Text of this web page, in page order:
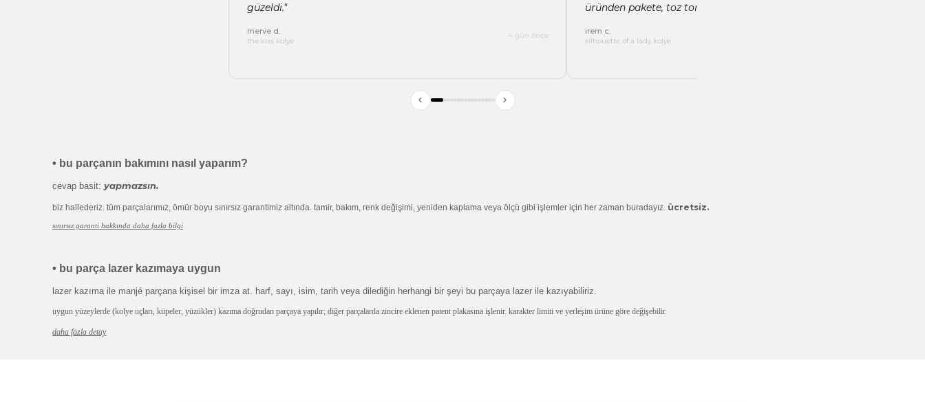
güzeldi."
merve d.
the kiss kolye
4 gün önce
üründen pakete, toz torbasına kadar çok özen verildiği belli."
irem c.
silhouette of a lady kolye
• bu parçanın bakımını nasıl yaparım?
cevap basit: yapmazsın.
biz hallederiz. tüm parçalarımız, ömür boyu sınırsız garantimiz altında. tamir, bakım, renk değişimi, yeniden kaplama veya ölçü gibi işlemler için her zaman buradayız. ücretsiz.
sınırsız garanti hakkında daha fazla bilgi
• bu parça lazer kazımaya uygun
lazer kazıma ile manjé parçana kişisel bir imza at. harf, sayı, isim, tarih veya dilediğin herhangi bir şeyi bu parçaya lazer ile kazıyabiliriz.
uygun yüzeylerde (kolye uçları, küpeler, yüzükler) kazıma doğrudan parçaya yapılır; diğer parçalarda zincire eklenen patent plakasına işlenir. karakter limiti ve yerleşim ürüne göre değişebilir.
daha fazla detay